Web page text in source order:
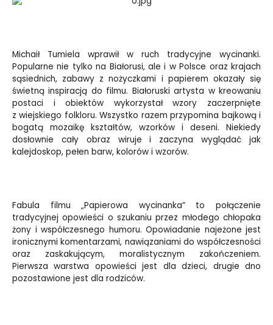
Michaił Tumiela wprawił w ruch tradycyjne wycinanki.
Popularne nie tylko na Białorusi, ale i w Polsce oraz krajach
sąsiednich, zabawy z nożyczkami i papierem okazały się
świetną inspiracją do filmu. Białoruski artysta w kreowaniu
postaci i obiektów wykorzystał wzory zaczerpnięte
z wiejskiego folkloru. Wszystko razem przypomina bajkową i
bogatą mozaikę kształtów, wzorków i deseni. Niekiedy
dosłownie cały obraz wiruje i zaczyna wyglądać jak
kalejdoskop, pełen barw, kolorów i wzorów.
Fabula filmu „Papierowa wycinanka” to połączenie
tradycyjnej opowieści o szukaniu przez młodego chłopaka
żony i współczesnego humoru. Opowiadanie najeżone jest
ironicznymi komentarzami, nawiązaniami do współczesności
oraz zaskakującym, moralistycznym zakończeniem.
Pierwsza warstwa opowieści jest dla dzieci, drugie dno
pozostawione jest dla rodziców.